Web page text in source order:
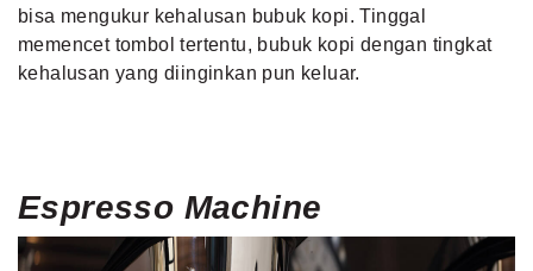
bisa mengukur kehalusan bubuk kopi. Tinggal
memencet tombol tertentu, bubuk kopi dengan tingkat
kehalusan yang diinginkan pun keluar.
Espresso Machine